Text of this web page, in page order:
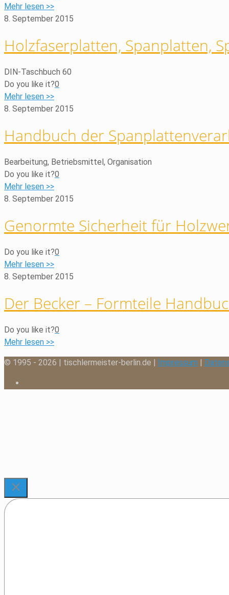
Mehr lesen >>
8. September 2015
Holzfaserplatten, Spanplatten,
DIN-Taschbuch 60
Do you like it?0
Mehr lesen >>
8. September 2015
Handbuch der
Bearbeitung, Betriebsmittel, Organisation
Do you like it?0
Mehr lesen >>
8. September 2015
Genormte Sicherheit für
Do you like it?0
Mehr lesen >>
8. September 2015
Der Becker – Formteile
Do you like it?0
Mehr lesen >>
© 1995 - 2026 | tischlermeister-berlin.de | Impressum |